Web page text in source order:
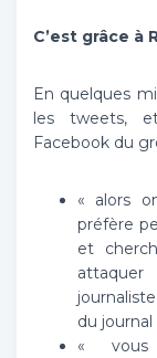
C’est grâce à
En quelques
les tweets,
Facebook du
« alors
préfère
et
du
« vous